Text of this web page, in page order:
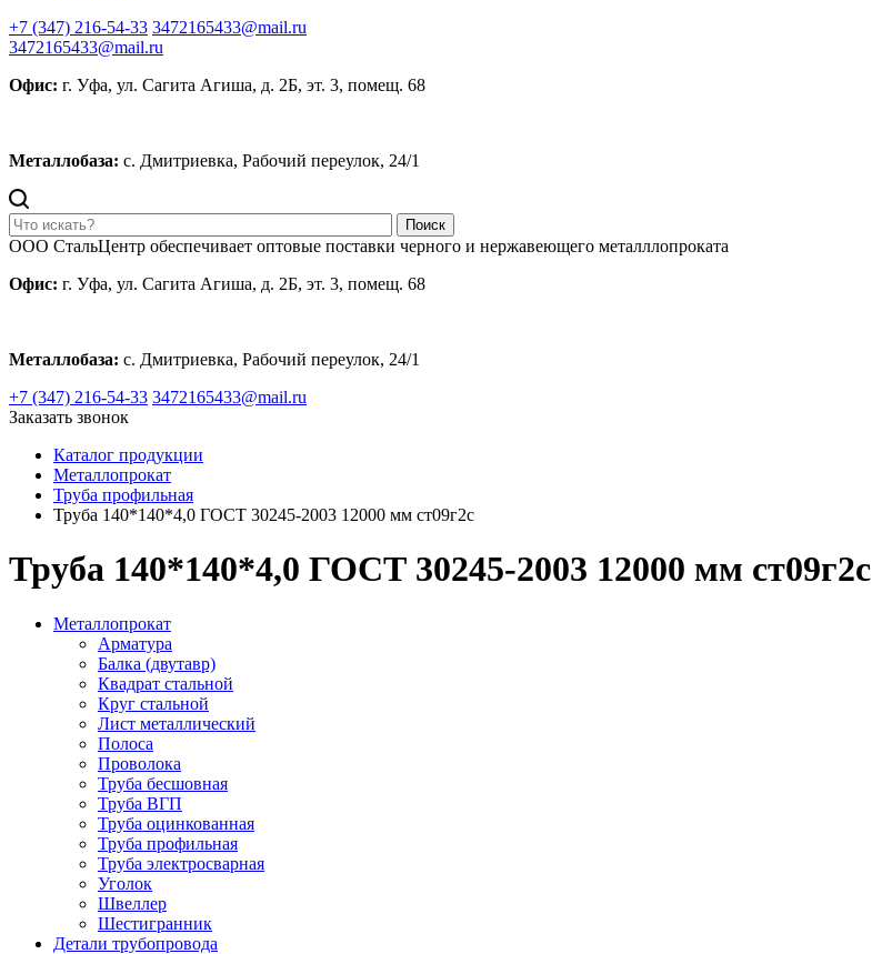
+7 (347) 216-54-33 3472165433@mail.ru
3472165433@mail.ru
Офис: г. Уфа, ул. Сагита Агиша, д. 2Б, эт. 3, помещ. 68
Металлобаза: с. Дмитриевка, Рабочий переулок, 24/1
Поиск
ООО СтальЦентр обеспечивает оптовые поставки черного и нержавеющего металллопроката
Офис: г. Уфа, ул. Сагита Агиша, д. 2Б, эт. 3, помещ. 68
Металлобаза: с. Дмитриевка, Рабочий переулок, 24/1
+7 (347) 216-54-33 3472165433@mail.ru
Заказать звонок
Каталог продукции
Металлопрокат
Труба профильная
Труба 140*140*4,0 ГОСТ 30245-2003 12000 мм ст09г2с
Труба 140*140*4,0 ГОСТ 30245-2003 12000 мм ст09г2с
Металлопрокат
Арматура
Балка (двутавр)
Квадрат стальной
Круг стальной
Лист металлический
Полоса
Проволока
Труба бесшовная
Труба ВГП
Труба оцинкованная
Труба профильная
Труба электросварная
Уголок
Швеллер
Шестигранник
Детали трубопровода